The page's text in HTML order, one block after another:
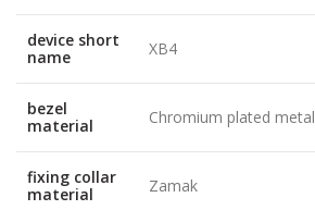
device short
name
XB4
bezel
material
Chromium plated metal
fixing collar
material
Zamak